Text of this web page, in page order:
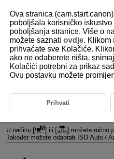
D375-066
Postavke ISO
videozapise
Max for Auto / Maks. za
Max for Auto / Maks. za
U načinu [ ] ili [
] možete ručno
Također možete odabrati ISO Auto /
Ova stranica
poboljšala korisničko
poboljšanja stranice. Više o
možete saznati ovdje. Klikom
prihvaćate sve Kolačiće.
ako ne odaberete ništa,
Kolačići potrebni za prikaz
Ovu postavku možete
Prihvati